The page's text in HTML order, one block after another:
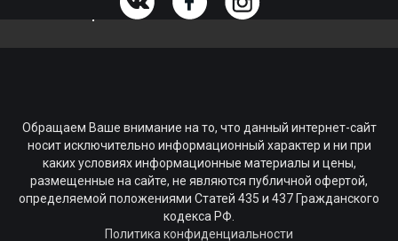
ИНФОРМАЦИЯ О МАГАЗИНЕ
Обращаем Ваше внимание на то, что данный интернет-сайт
носит исключительно информационный характер и ни при
каких условиях информационные материалы и цены,
размещенные на сайте, не являются публичной офертой,
определяемой положениями Статей 435 и 437 Гражданского
кодекса РФ.
Политика конфиденциальности